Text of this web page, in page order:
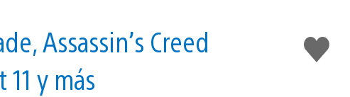
Me
gusta
Assassin’s Creed
y más